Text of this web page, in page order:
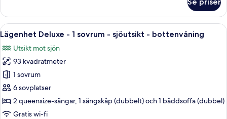
bottenvåning
Deluxe
1
sovrum
-
sjöutsikt
bottenvåning
Öppna
alla
foton
för
Lägenhet
Deluxe
-
1
Ett sovrum med två sängar, en
14
Lägenhet Deluxe - 1 sovrum - sjöutsikt - bottenvåning
Utsikt mot sjön
93 kvadratmeter
1 sovrum
6 sovplatser
2 queensize-sängar, 1 sängskåp (dubbelt) och 1 bäddsoffa (dubbel)
Gratis wi-fi